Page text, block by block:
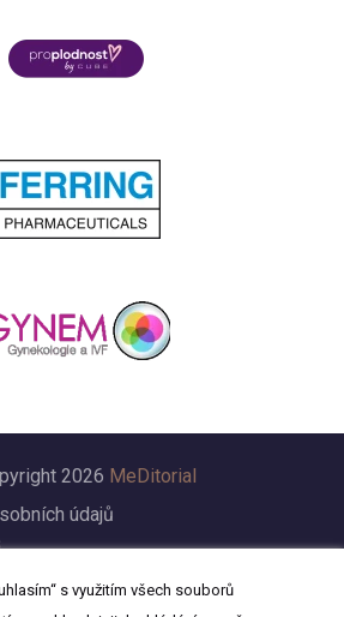
2026 MeDitorial
údajů
s využitím všech souborů